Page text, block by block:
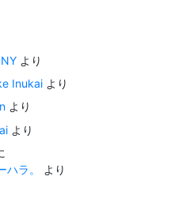
より
Inukaiより
より
より
ラ。
より